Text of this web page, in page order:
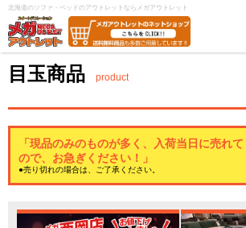
北海道のソファ・ベッドのアウトレットならメガアウトレット
目玉商品 product
「現品のみのものが多く、入荷当日に売れ
ので、お急ぎください！」
●売り切れの場合は、ご了承ください。